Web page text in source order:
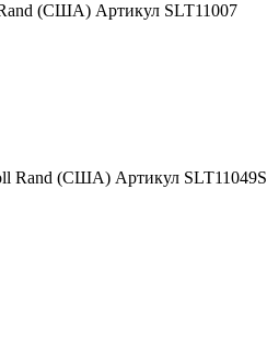
(США) Артикул SLT11007
Rand (США) Артикул SLT11049S